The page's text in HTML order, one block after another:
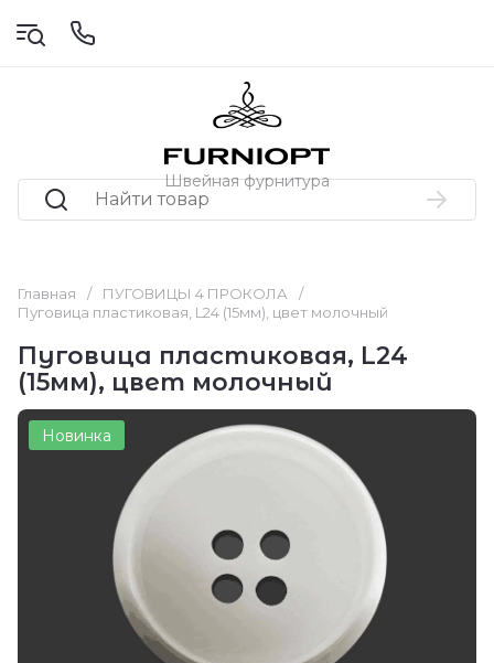
Швейная фурнитура
Главная / ПУГОВИЦЫ 4 ПРОКОЛА
/
Пуговица пластиковая, L24 (15мм), цвет молочный
Пуговица пластиковая, L24
(15мм), цвет молочный
Новинка